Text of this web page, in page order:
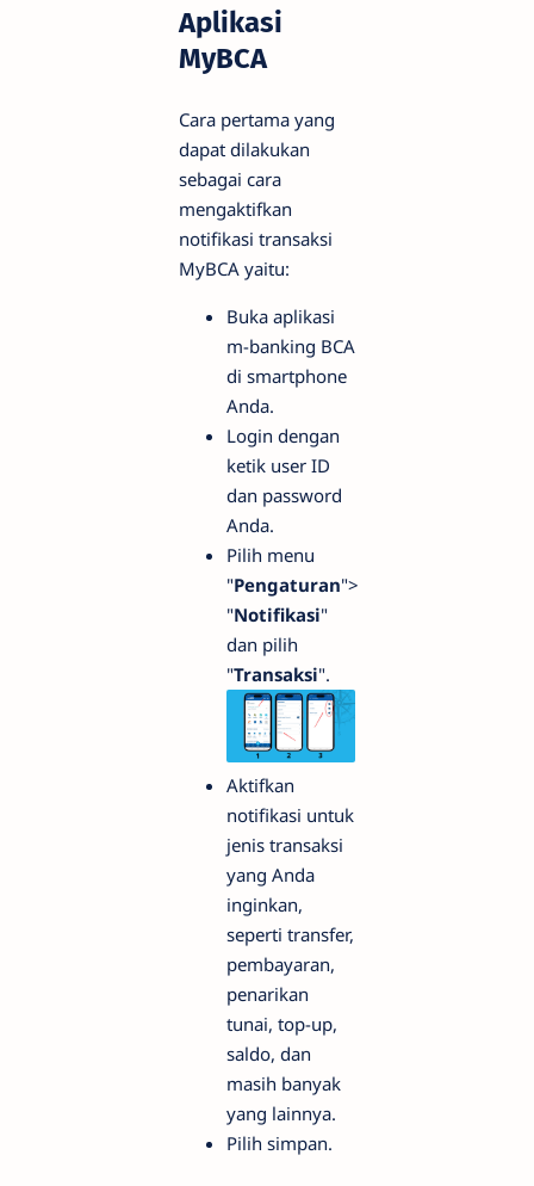
Aplikasi
MyBCA
Cara pertama yang
dapat dilakukan
sebagai cara
mengaktifkan
notifikasi transaksi
MyBCA yaitu:
Buka aplikasi
m-banking BCA
di smartphone
Anda.
Login dengan
ketik user ID
dan password
Anda.
Pilih menu
"Pengaturan">
"Notifikasi"
dan pilih
"Transaksi".
Aktifkan
notifikasi untuk
jenis transaksi
yang Anda
inginkan,
seperti transfer,
pembayaran,
penarikan
tunai, top-up,
saldo, dan
masih banyak
yang lainnya.
Pilih simpan.